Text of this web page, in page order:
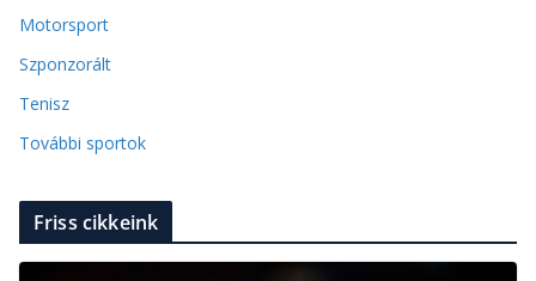
Motorsport
Szponzorált
Tenisz
További sportok
Friss cikkeink